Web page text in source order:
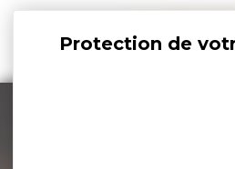
Panneau de gestion des cookies